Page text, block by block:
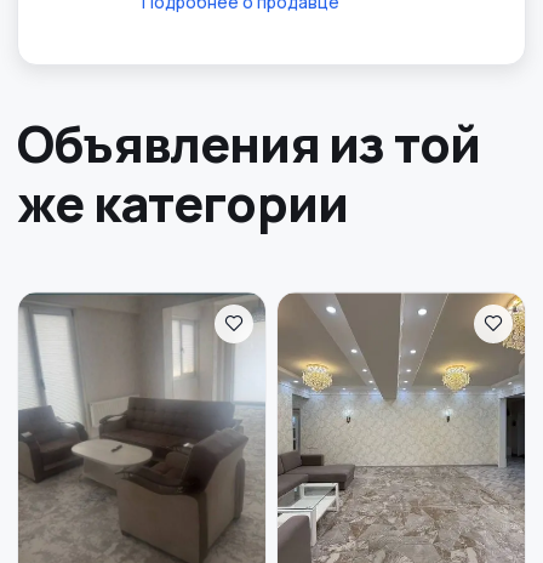
Объявления из той
же категории